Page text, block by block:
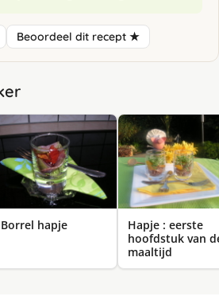
Beoordeel dit recept ★
Borrel hapje
Hapje : eerste
hoofdstuk van
maaltijd